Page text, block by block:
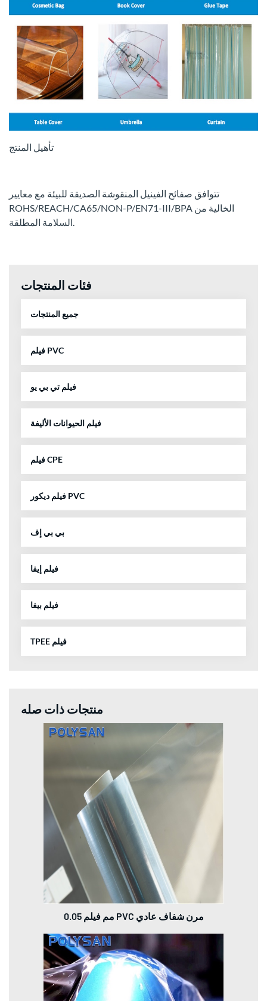
تأهيل المنتج
تتوافق صفائح الفينيل المنقوشة الصديقة للبيئة مع معايير
ROHS/REACH/CA65/NON-P/EN71-III/BPA الخالية من
السلامة المطلقة.
فئات المنتجات
جميع المنتجات
فيلم PVC
فيلم تي بي يو
فيلم الحيوانات الأليفة
فيلم CPE
فيلم ديكور PVC
بي بي إف
فيلم إيفا
فيلم بيفا
TPEE فيلم
منتجات ذات صله
0.05 مم فيلم PVC مرن شفاف عادي